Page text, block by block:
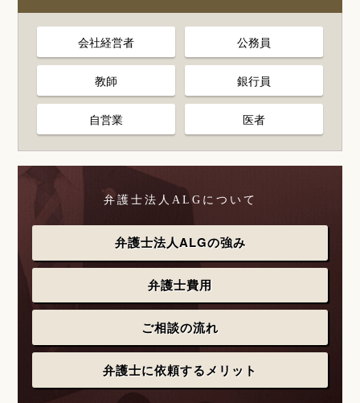
会社経営者 公務員
教師 銀行員
自営業 医者
弁護士法人ALGについて
弁護士法人ALGの強み
弁護士費用
ご相談の流れ
弁護士に依頼するメリット